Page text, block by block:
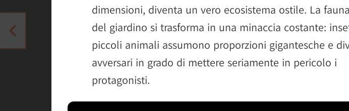
dimensioni, diventa un vero ecosistema ostile. La
del giardino si trasforma in una minaccia costante:
piccoli animali assumono proporzioni gigantesche e
avversari in grado di mettere seriamente in pericolo i
protagonisti.